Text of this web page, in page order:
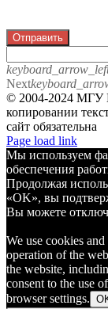
Отправить
Next
© 2004-2024 МГУ
копировании
сайт обязательна
Telegram
Page load link
Мы используем
обеспечения
Продолжая
«OK», вы
Вы можете
We use cookies
operation of the
the website,
consent to the use
browser settings.